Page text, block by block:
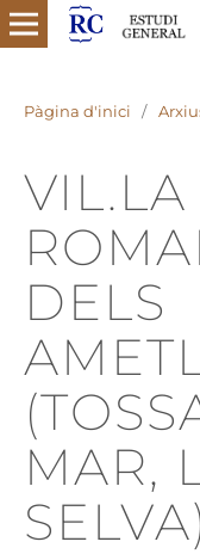
Pàgina d'inici /
VIL.LA
DELS
MAR,